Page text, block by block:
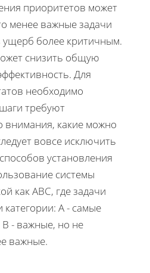
приоритетов может
менее важные задачи
более критичным.
снизить общую
Для
необходимо
требуют
внимания, какие можно
вовсе исключить
установления
системы
как ABC, где задачи
категории: A - самые
- важные, но не
важные.